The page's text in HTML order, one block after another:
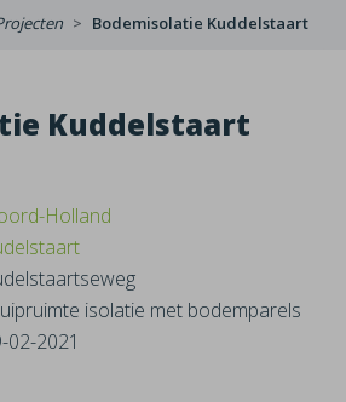
Bodemisolatie Kuddelstaart
Kuddelstaart
Holland
isolatie met bodemparels
02-2021